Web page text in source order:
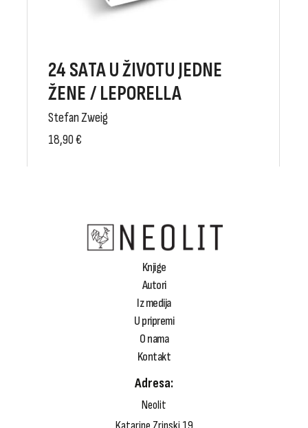
24 SATA U ŽIVOTU JEDNE
ŽENE / LEPORELLA
Stefan Zweig
18,90€
Knjige
Autori
Iz medija
U pripremi
O nama
Kontakt
Adresa:
Neolit